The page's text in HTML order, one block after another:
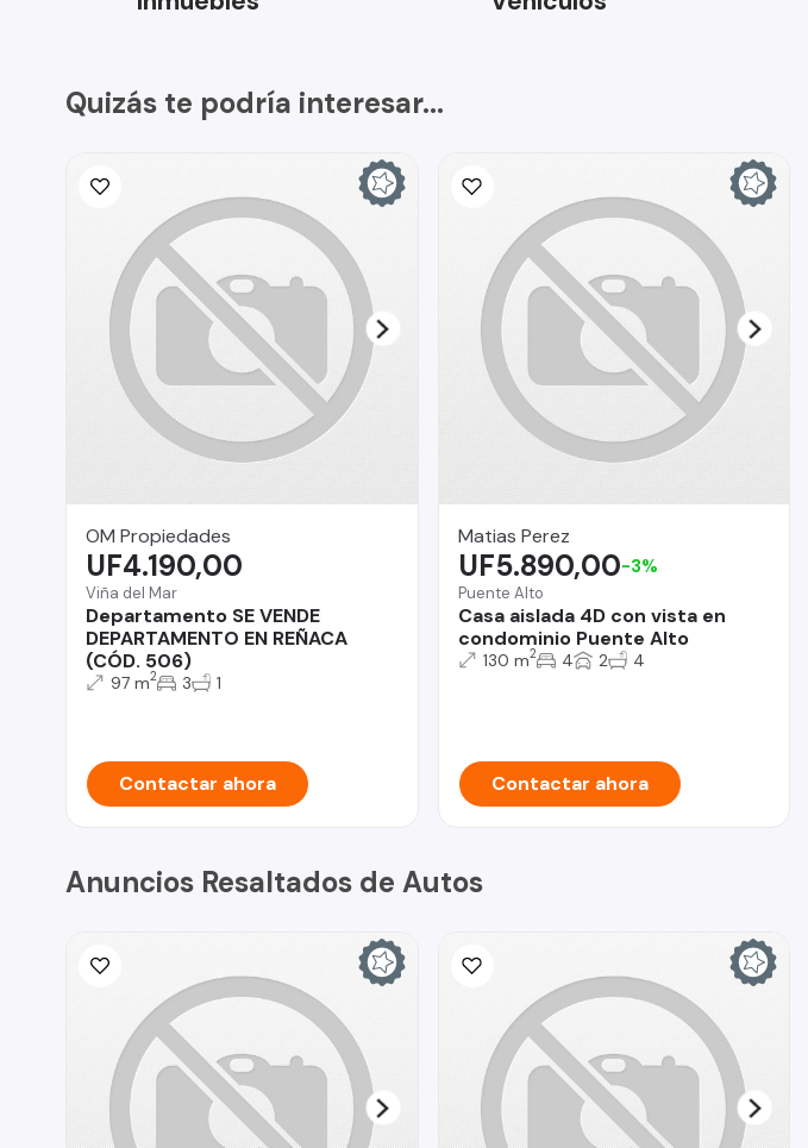
Quizás te podría interesar...
OM Propiedades
Viña del Mar
Departamento SE VENDE
DEPARTAMENTO EN REÑACA
(CÓD. 506)
UF4.190,00
97 m2 3 1
Contactar ahora
Matias Perez
Puente Alto
Casa aislada 4D con vista en
condominio Puente Alto
UF5.890,00-3%
130 m2 4 2 4
Contactar ahora
Anuncios Resaltados de Autos